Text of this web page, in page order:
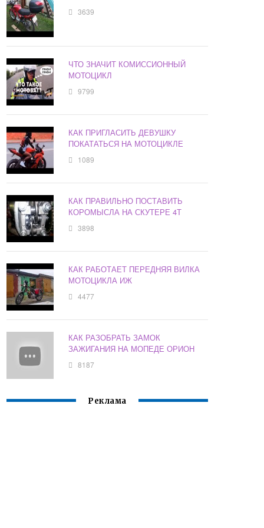
3639
ЧТО ЗНАЧИТ КОМИССИОННЫЙ
МОТОЦИКЛ
9799
КАК ПРИГЛАСИТЬ ДЕВУШКУ
ПОКАТАТЬСЯ НА МОТОЦИКЛЕ
1089
КАК ПРАВИЛЬНО ПОСТАВИТЬ
КОРОМЫСЛА НА СКУТЕРЕ 4Т
3898
КАК РАБОТАЕТ ПЕРЕДНЯЯ ВИЛКА
МОТОЦИКЛА ИЖ
4477
КАК РАЗОБРАТЬ ЗАМОК
ЗАЖИГАНИЯ НА МОПЕДЕ ОРИОН
8187
Реклама